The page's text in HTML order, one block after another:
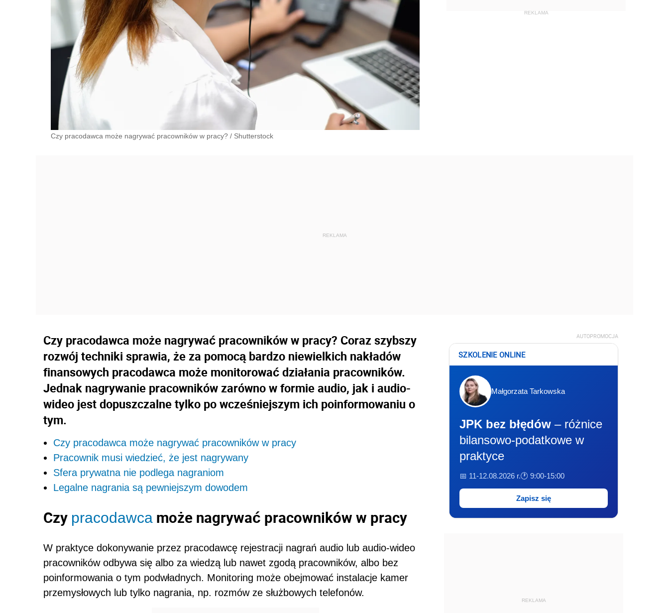
Czy pracodawca może nagrywać pracowników w pracy? / Shutterstock
Czy pracodawca może nagrywać pracowników w pracy? Coraz szybszy
rozwój techniki sprawia, że za pomocą bardzo niewielkich nakładów
finansowych pracodawca może monitorować działania pracowników.
Jednak nagrywanie pracowników zarówno w formie audio, jak i audio-
wideo jest dopuszczalne tylko po wcześniejszym ich poinformowaniu o
tym.
Czy pracodawca może nagrywać pracowników w pracy
Pracownik musi wiedzieć, że jest nagrywany
Sfera prywatna nie podlega nagraniom
Legalne nagrania są pewniejszym dowodem
Czy pracodawca może nagrywać pracowników w pracy
W praktyce dokonywanie przez pracodawcę rejestracji nagrań audio lub audio-wideo
pracowników odbywa się albo za wiedzą lub nawet zgodą pracowników, albo bez
poinformowania o tym podwładnych. Monitoring może obejmować instalacje kamer
przemysłowych lub tylko nagrania, np. rozmów ze służbowych telefonów.
AUTOPROMOCJA
SZKOLENIE ONLINE
Małgorzata Tarkowska
JPK bez błędów – różnice
bilansowo-podatkowe w
praktyce
📅 11-12.08.2026 r.🕐 9:00-15:00
Zapisz się
REKLAMA